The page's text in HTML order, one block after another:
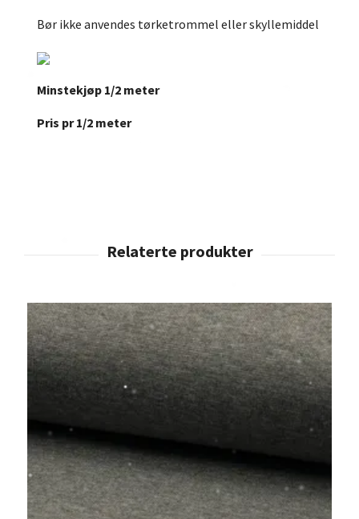
Bør ikke anvendes tørketrommel eller skyllemiddel
Minstekjøp 1/2 meter
Pris pr 1/2 meter